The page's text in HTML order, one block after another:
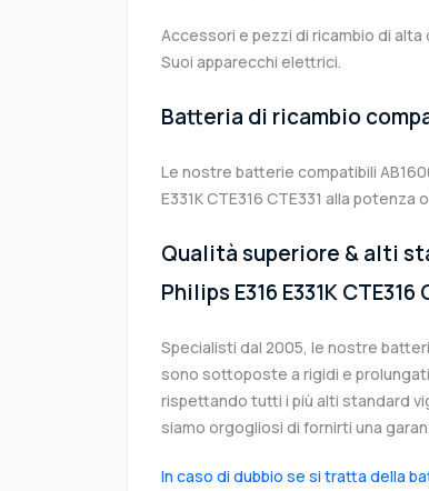
Accessori e pezzi di ricambio di
Suoi apparecchi elettrici.
Batteria di ricambio
Le nostre batterie compatibili
E331K CTE316 CTE331 alla potenza
Qualità superiore & alti
Philips E316 E331K CTE316
Specialisti dal 2005, le nostre
sono sottoposte a rigidi e
rispettando tutti i più alti standard
siamo orgogliosi di fornirti una
In caso di dubbio se si tratta della